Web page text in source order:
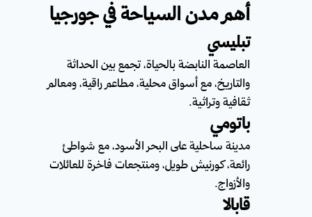
أهم مدن السياحة في جورجيا
تبليسي
العاصمة النابضة بالحياة، تجمع بين الحداثة
والتاريخ، مع أسواق محلية، مطاعم راقية، ومعالم
ثقافية وتراثية.
باتومي
مدينة ساحلية على البحر الأسود، مع شواطئ
رائعة، كورنيش طويل، ومنتجعات فاخرة للعائلات
والأزواج.
قابالا